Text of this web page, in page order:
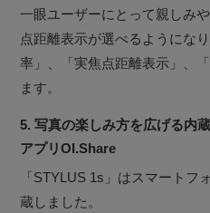
一眼ユーザーにとって親しみ
点距離表示が選べるようにな
率」、「実焦点距離表示」、
ます。
5. 写真の楽しみ方を広げる内
アプリOI.Share
「STYLUS 1s」はスマートフ
蔵しました。